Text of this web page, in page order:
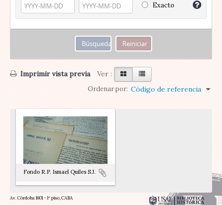
Exacto
Imprimir vista previa Ver :
Ordenar por: Código de referencia
Fondo R.P. Ismael Quiles S.J.
Av. Córdoba 1601 - 1º piso, CABA